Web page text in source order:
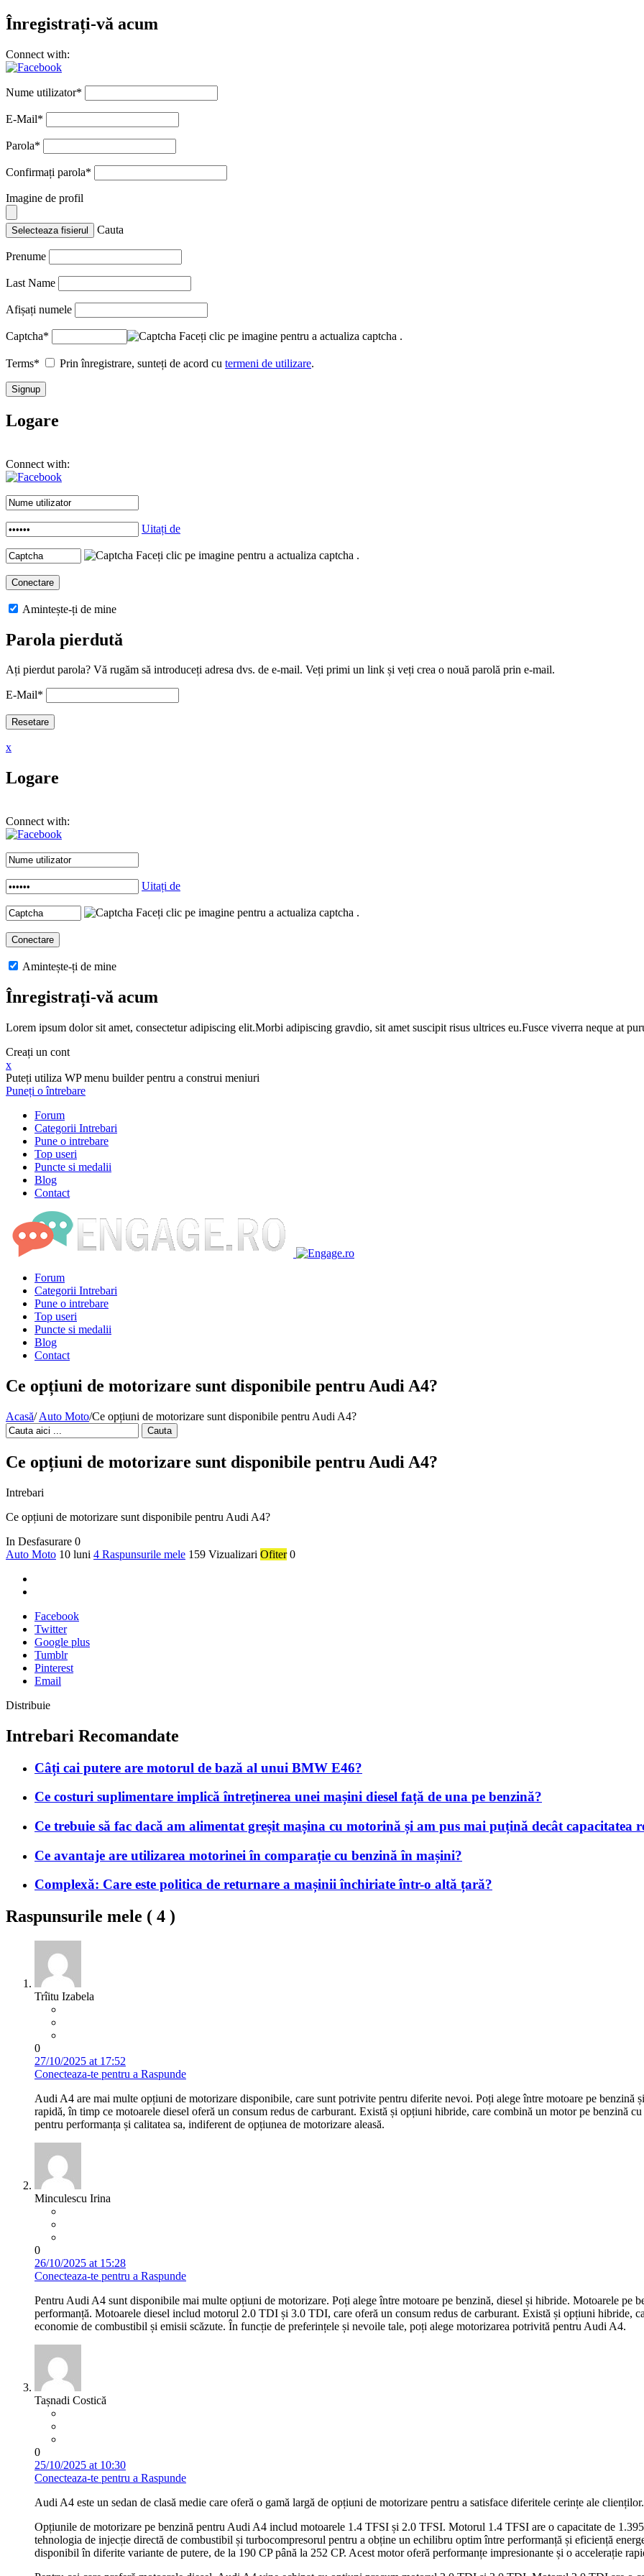
Înregistrați-vă acum
Connect with:
Nume utilizator*
E-Mail*
Parola*
Confirmați parola*
Imagine de profil
Selecteaza fisierul Cauta
Prenume
Last Name
Afișați numele
Captcha* Faceți clic pe imagine pentru a actualiza captcha .
Terms* Prin înregistrare, sunteți de acord cu termeni de utilizare.
Logare
Connect with:
Uitați de
Faceți clic pe imagine pentru a actualiza captcha .
Amintește-ți de mine
Parola pierdută
Ați pierdut parola? Vă rugăm să introduceți adresa dvs. de e-mail. Veți primi un link și veți crea o nouă parolă prin e-mail.
E-Mail*
x
Logare
Connect with:
Uitați de
Faceți clic pe imagine pentru a actualiza captcha .
Amintește-ți de mine
Înregistrați-vă acum
Lorem ipsum dolor sit amet, consectetur adipiscing elit.Morbi adipiscing gravdio, sit amet suscipit risus ultrices eu.Fusce viverra neque at
Creați un cont
x
Puteți utiliza WP menu builder pentru a construi meniuri
Puneți o întrebare
Forum
Categorii Intrebari
Pune o intrebare
Top useri
Puncte si medalii
Blog
Contact
Forum
Categorii Intrebari
Pune o intrebare
Top useri
Puncte si medalii
Blog
Contact
Ce opțiuni de motorizare sunt disponibile pentru Audi A4?
Acasă/ Auto Moto/Ce opțiuni de motorizare sunt disponibile pentru Audi A4?
Cauta
Ce opțiuni de motorizare sunt disponibile pentru Audi A4?
Intrebari
Ce opțiuni de motorizare sunt disponibile pentru Audi A4?
In Desfasurare 0
Auto Moto 10 luni 4 Raspunsurile mele 159 Vizualizari Ofiter 0
Facebook
Twitter
Google plus
Tumblr
Pinterest
Email
Distribuie
Intrebari Recomandate
Câți cai putere are motorul de bază al unui BMW E46?
Ce costuri suplimentare implică întreținerea unei mașini diesel față de una pe benzină?
Ce trebuie să fac dacă am alimentat greșit mașina cu motorină și am pus mai puțină decât capacitatea
Ce avantaje are utilizarea motorinei în comparație cu benzină în mașini?
Complexă: Care este politica de returnare a mașinii închiriate într-o altă țară?
Raspunsurile mele ( 4 )
Trîitu Izabela
0
27/10/2025 at 17:52
Conecteaza-te pentru a Raspunde
Audi A4 are mai multe opțiuni de motorizare disponibile, care sunt potrivite pentru diferite nevoi. Poți alege între motoare pe benzină
rapidă, în timp ce motoarele diesel oferă un consum redus de carburant. Există și opțiuni hibride, care combină un motor pe benzină
pentru performanța și calitatea sa, indiferent de opțiunea de motorizare aleasă.
Minculescu Irina
0
26/10/2025 at 15:28
Conecteaza-te pentru a Raspunde
Pentru Audi A4 sunt disponibile mai multe opțiuni de motorizare. Poți alege între motoare pe benzină, diesel și hibride. Motoarele pe
performanță. Motoarele diesel includ motorul 2.0 TDI și 3.0 TDI, care oferă un consum redus de carburant. Există și opțiuni hibride,
economie de combustibil și emisii scăzute. În funcție de preferințele și nevoile tale, poți alege motorizarea potrivită pentru Audi A4.
Tașnadi Costică
0
25/10/2025 at 10:30
Conecteaza-te pentru a Raspunde
Audi A4 este un sedan de clasă medie care oferă o gamă largă de opțiuni de motorizare pentru a satisface diferitele cerințe ale
Opțiunile de motorizare pe benzină pentru Audi A4 includ motoarele 1.4 TFSI și 2.0 TFSI. Motorul 1.4 TFSI are o capacitate de
tehnologia de injecție directă de combustibil și turbocompresorul pentru a obține un echilibru optim între performanță și eficiență
disponibil în diferite variante de putere, de la 190 CP până la 252 CP. Acest motor oferă performanțe impresionante și o accelerație